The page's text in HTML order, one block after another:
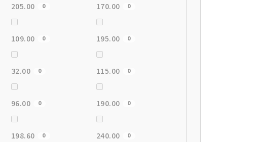
205.00 0 170.00 0
109.00 0 195.00 0
32.00 0 115.00 0
96.00 0 190.00 0
198.60 0 240.00 0